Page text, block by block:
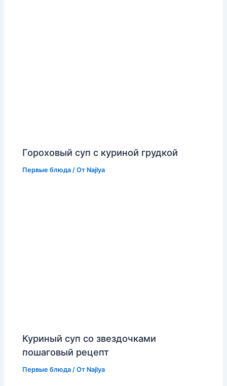
Гороховый суп с куриной грудкой
Первые блюда / От Najlya
Куриный суп со звездочками
пошаговый рецепт
Первые блюда / От Najlya